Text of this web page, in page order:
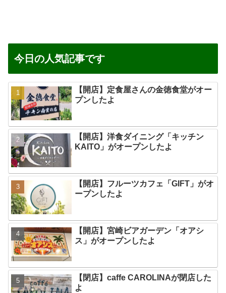
今日の人気記事です
【開店】定食屋さんの金徳食堂がオー
プンしたよ
【開店】洋食ダイニング「キッチン
KAITO」がオープンしたよ
【開店】フルーツカフェ「GIFT」がオ
ープンしたよ
【開店】宮崎ビアガーデン「オアシ
ス」がオープンしたよ
【閉店】caffe CAROLINAが閉店した
よ